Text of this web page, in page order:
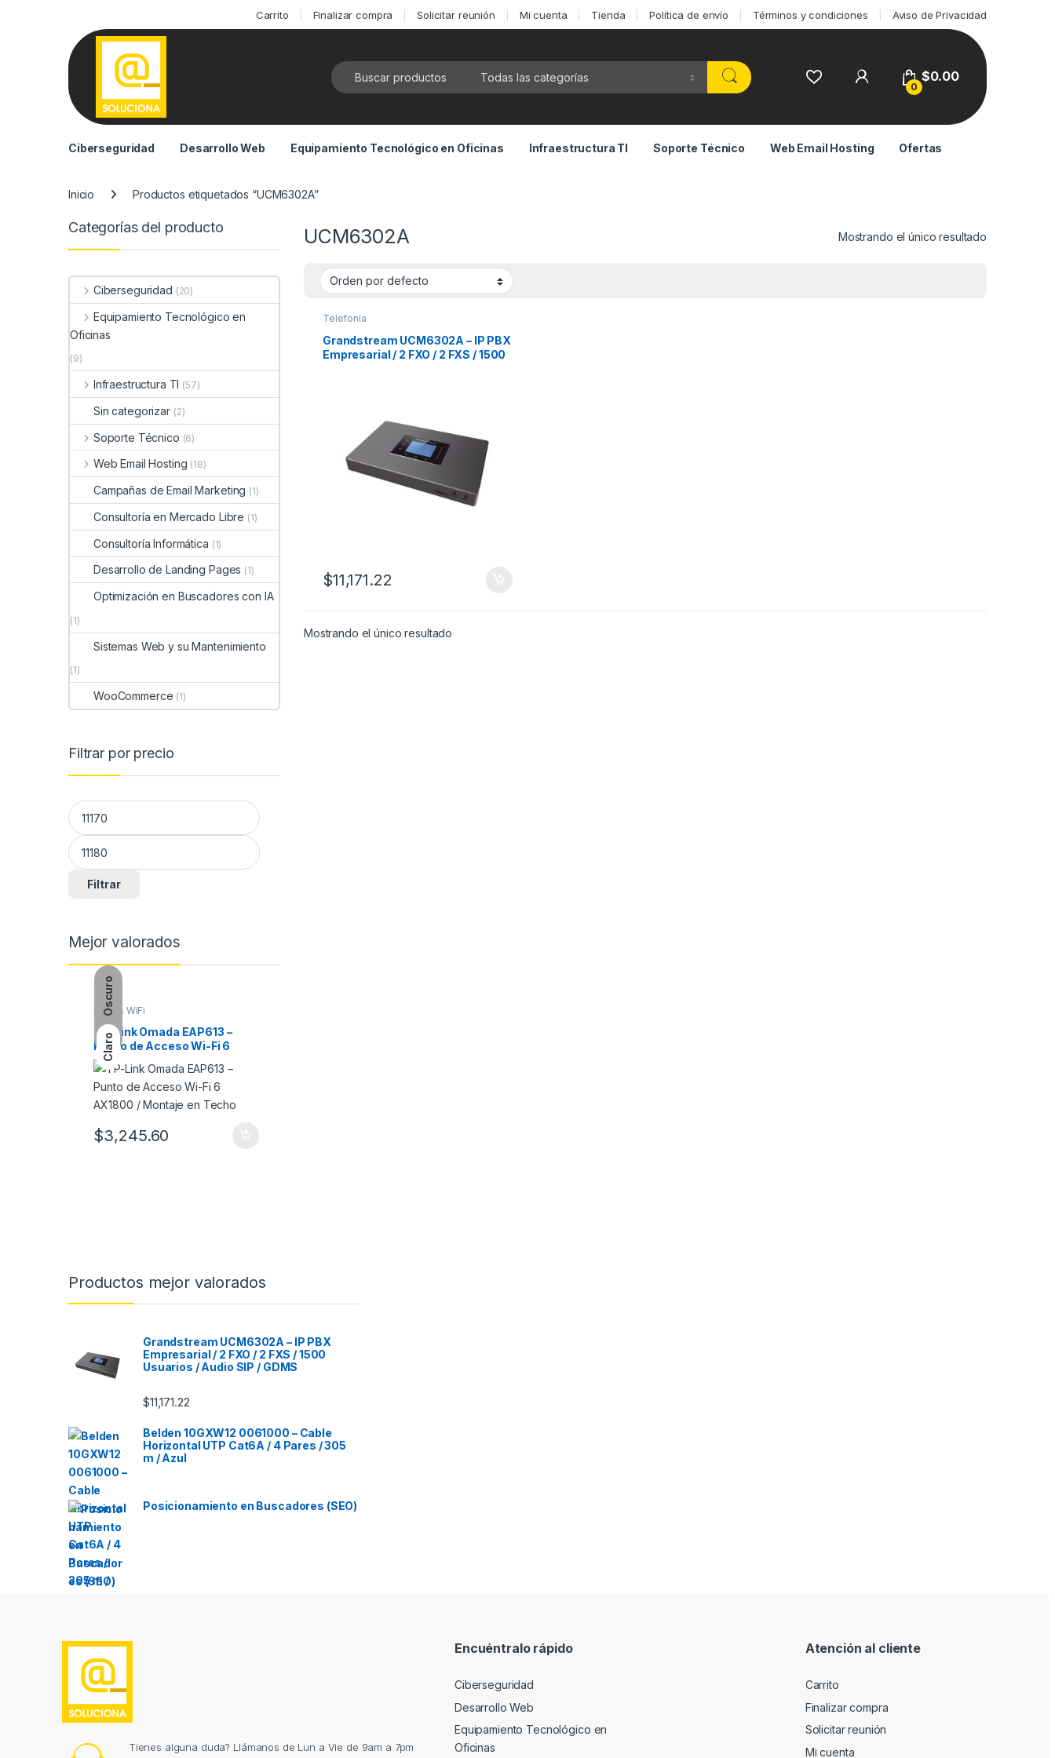
Oscuro
Claro
Carrito Finalizar compra Solicitar reunión Mi cuenta Tienda Política de envío Términos y condiciones Aviso de Privacidad
Busca por:
0
$0.00
Ciberseguridad Desarrollo Web Equipamiento Tecnológico en Oficinas Infraestructura TI Soporte Técnico Web Email Hosting Ofertas
Inicio Productos etiquetados “UCM6302A”
UCM6302A Mostrando el único resultado
Telefonía
Grandstream UCM6302A – IP PBX
Empresarial / 2 FXO / 2 FXS / 1500
$11,171.22
Mostrando el único resultado
Categorías del producto
Ciberseguridad (20)
Equipamiento Tecnológico en
Oficinas
(9)
Infraestructura TI (57)
Sin categorizar (2)
Soporte Técnico (6)
Web Email Hosting (18)
Campañas de Email Marketing (1)
Consultoría en Mercado Libre (1)
Consultoría Informática (1)
Desarrollo de Landing Pages (1)
Optimización en Buscadores con IA
(1)
Sistemas Web y su Mantenimiento
(1)
WooCommerce (1)
Filtrar por precio
Precio mínimo
Precio máximo
Filtrar
Mejor valorados
Redes WiFi
TP-Link Omada EAP613 –
Punto de Acceso Wi-Fi 6
AX1800 / Montaje en Techo
$3,245.60
Productos mejor valorados
Grandstream UCM6302A – IP PBX
Empresarial / 2 FXO / 2 FXS / 1500
Usuarios / Audio SIP / GDMS
$11,171.22
Belden 10GXW12 0061000 – Cable
Horizontal UTP Cat6A / 4 Pares / 305
m / Azul
Posicionamiento en Buscadores (SEO)
Tienes alguna duda? Llámanos de Lun a Vie de 9am a 7pm
Encuéntralo rápido
Ciberseguridad
Desarrollo Web
Equipamiento Tecnológico en
Oficinas
Atención al cliente
Carrito
Finalizar compra
Solicitar reunión
Mi cuenta